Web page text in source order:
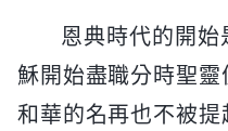
恩典時代的開
穌開始盡職分時聖
和華的名再也不被